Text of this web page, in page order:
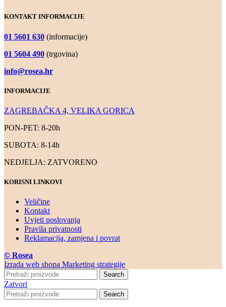
KONTAKT INFORMACIJE
01 5601 630 (informacije)
01 5604 490 (trgovina)
info@rosea.hr
INFORMACIJE
ZAGREBAČKA 4, VELIKA GORICA
PON-PET: 8-20h
SUBOTA: 8-14h
NEDJELJA: ZATVORENO
KORISNI LINKOVI
Veličine
Kontakt
Uvjeti poslovanja
Pravila privatnosti
Reklamacija, zamjena i povrat
© Rosea
Izrada web shopa Marketing strategije
Search
Zatvori
Search